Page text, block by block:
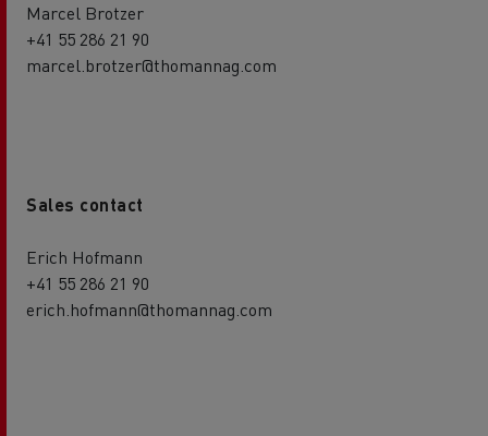
Marcel Brotzer
+41 55 286 21 90
marcel.brotzer@thomannag.com
Sales contact
Erich Hofmann
+41 55 286 21 90
erich.hofmann@thomannag.com